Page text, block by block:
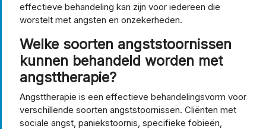
effectieve behandeling kan zijn voor iedereen die
worstelt met angsten en onzekerheden.
Welke soorten angststoornissen
kunnen behandeld worden met
angsttherapie?
Angsttherapie is een effectieve behandelingsvorm voor
verschillende soorten angststoornissen. Cliënten met
sociale angst, paniekstoornis, specifieke fobieën,